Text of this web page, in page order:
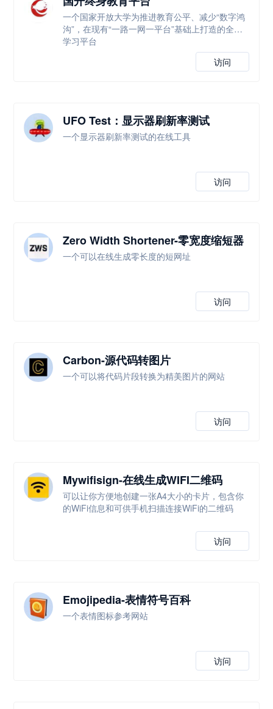
一个国家开放大学为推进教育公平、减少“数字鸿
沟”，在现有“一路一网一平台”基础上打造的全新
学习平台
访问
UFO Test：显示器刷新率测试
一个显示器刷新率测试的在线工具
访问
Zero Width Shortener-零宽度缩短器
一个可以在线生成零长度的短网址
访问
Carbon-源代码转图片
一个可以将代码片段转换为精美图片的网站
访问
Mywifisign-在线生成WIFI二维码
可以让你方便地创建一张A4大小的卡片，包含你
的WiFi信息和可供手机扫描连接WiFi的二维码
访问
Emojipedia-表情符号百科
一个表情图标参考网站
访问